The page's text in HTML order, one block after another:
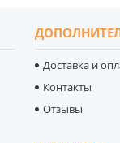
Доставка и
Контакты
Отзывы